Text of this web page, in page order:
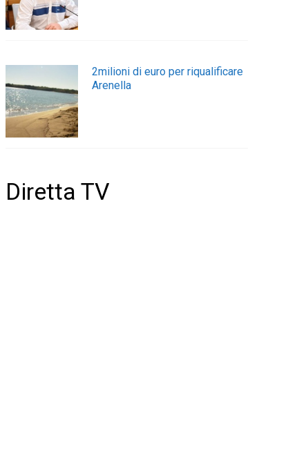
2milioni di euro per riqualificare
Arenella
Diretta TV